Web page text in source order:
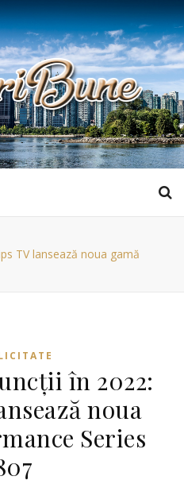
TV lansează noua gamă
în 2022:
noua
Series